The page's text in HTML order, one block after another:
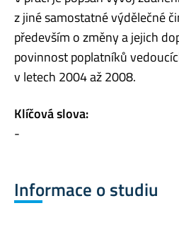
z jiné samostatné výdělečné
především o změny a jejich
povinnost poplatníků
v letech 2004 až 2008.
Klíčová slova:
-
Informace o studiu